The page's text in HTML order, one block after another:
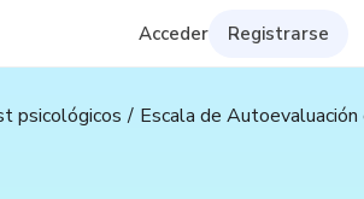
Acceder Registrarse
psicológicos Escala de